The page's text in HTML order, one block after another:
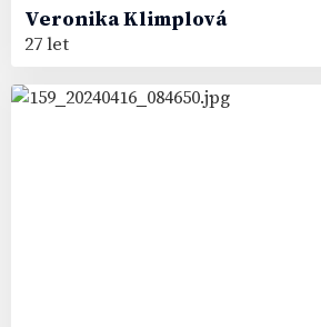
VeronikaKlimplová
27 let
27